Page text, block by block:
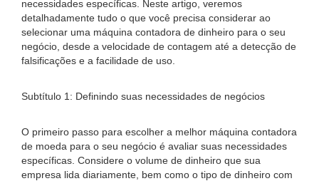
necessidades específicas. Neste artigo, veremos
detalhadamente tudo o que você precisa considerar ao
selecionar uma máquina contadora de dinheiro para o seu
negócio, desde a velocidade de contagem até a detecção de
falsificações e a facilidade de uso.
Subtítulo 1: Definindo suas necessidades de negócios
O primeiro passo para escolher a melhor máquina contadora
de moeda para o seu negócio é avaliar suas necessidades
específicas. Considere o volume de dinheiro que sua
empresa lida diariamente, bem como o tipo de dinheiro com